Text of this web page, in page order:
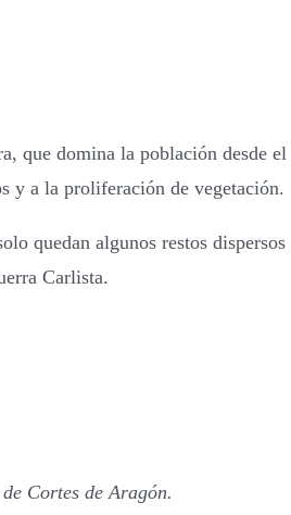
que domina la población desde
y a la proliferación de vegetación.
quedan algunos restos
Carlista.
Cortes de Aragón.